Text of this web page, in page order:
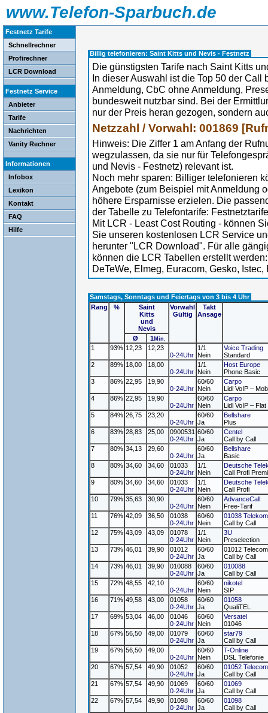
www.Telefon-Sparbuch.de
Festnetz Tarife
Schnellrechner
Profirechner
LCR Download
Festnetz Service
Anbieter
Tarife
Nachrichten
Vanity Rechner
Informationen
Infobox
Lexikon
Kontakt
FAQ
Hilfe
Billig telefonieren: Saint Kitts und Nevis - Festnetz
Die günstigsten Tarife nach Saint Kitts
In dieser Auswahl ist die Top 50 der Call
Anmeldung, CbC ohne Anmeldung,
bundesweit nutzbar sind. Bei der
nur der Preis heran gezogen, sondern
Netzzahl / Vorwahl: 001869
Hinweis: Die Ziffer 1 am Anfang der
wegzulassen, da sie nur für
und Nevis - Festnetz) relevant ist.
Noch mehr sparen: Billiger telefonieren
Angebote (zum Beispiel mit Anmeldung
höhere Ersparnisse erzielen. Die
der Tabelle zu Telefontarife:
Mit LCR - Least Cost Routing - können
Sie unseren kostenlosen LCR Service
herunter "LCR Download". Für alle
können die LCR Tabellen erstellt
DeTeWe, Elmeg, Euracom, Gesko, Istec,
Samstags, Sonntags und Feiertags von 3 bis 4 Uhr
Rang
%
Saint
Kitts
und
Nevis
Vorwahl
Gültig
Takt
Ansage
Ø 1Min.
1 93% 12,23
12,23
0-24Uhr
1/1
Nein
Voice Trading
Standard
2
89% 18,00
18,00
0-24Uhr
1/1
Nein
Host Europe
Phone Basic
3
86% 22,95
19,90
0-24Uhr
60/60
Nein
Carpo
Lidl VoIP –
4
86% 22,95
19,90
0-24Uhr
60/60
Nein
Carpo
Lidl VoIP –
5
84% 26,75
23,20
0-24Uhr
60/60
Ja
Bellshare
Plus
6
83% 28,83 25,00
0900531
0-24Uhr
60/60
Ja
Centel
Call by Call
7
80% 34,13
29,60
0-24Uhr
60/60
Ja
Bellshare
Basic
8
80% 34,60 34,60
01033
0-24Uhr
1/1
Nein
Deutsche
Call Profi
9
80% 34,60 34,60
01033
0-24Uhr
1/1
Nein
Deutsche
Call Profi
10
79% 35,63
30,90
0-24Uhr
60/60
Nein
AdvanceCall
Free-Tarif
11
76% 42,09 36,50
01038
0-24Uhr
60/60
Nein
01038 Telekom
Call by Call
12
75% 43,09 43,09
01078
0-24Uhr
1/1
Nein
3U
Preselection
13
73% 46,01 39,90
01012
0-24Uhr
60/60
Ja
01012 Telecom
Call by Call
14
73% 46,01 39,90
010088
0-24Uhr
60/60
Ja
010088
Call by Call
15
72% 48,55
42,10
0-24Uhr
60/60
Nein
nikotel
SIP
16
71% 49,58 43,00
01058
0-24Uhr
60/60
Ja
01058
QualiTEL
17
69% 53,04 46,00
01046
0-24Uhr
60/60
Nein
Versatel
01046
18
67% 56,50 49,00
01079
0-24Uhr
60/60
Ja
star79
Call by Call
19
67% 56,50
49,00
0-24Uhr
60/60
Nein
T-Online
DSL Telefonie
20
67% 57,54 49,90
01052
0-24Uhr
60/60
Ja
01052 Telecom
Call by Call
21
67% 57,54 49,90
01069
0-24Uhr
60/60
Ja
01069
Call by Call
22
67% 57,54 49,90
01098
0-24Uhr
60/60
Ja
01098
Call by Call